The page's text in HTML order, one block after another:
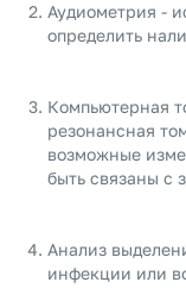
Аудиометрия -
определить
Компьютерная
резонансная
возможные
быть связаны с
Анализ
инфекции или